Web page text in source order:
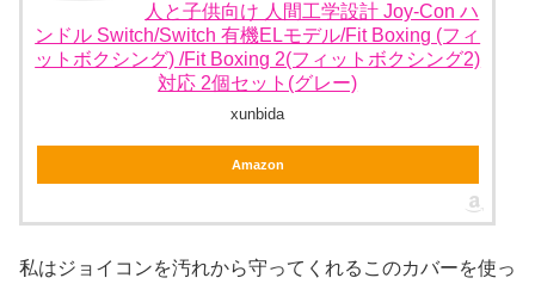
人と子供向け 人間工学設計 Joy-Con ハ
ンドル Switch/Switch 有機ELモデル/Fit Boxing (フィ
ットボクシング) /Fit Boxing 2(フィットボクシング2)
対応 2個セット(グレー)
xunbida
Amazon
私はジョイコンを汚れから守ってくれるこのカバーを使っ